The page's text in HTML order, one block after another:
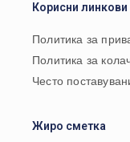
Корисни линкови
Политика за
Политика за
Често
Жиро сметка